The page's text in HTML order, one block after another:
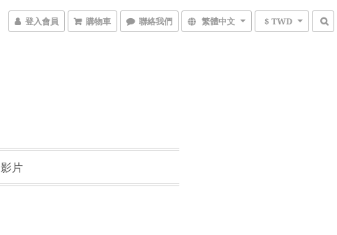
登入會員 購物車 聯絡我們 繁體中文 $ TWD
影片